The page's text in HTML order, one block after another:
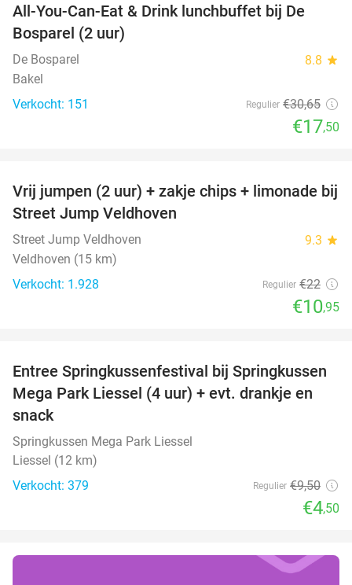
43%
All-You-Can-Eat & Drink lunchbuffet bij De
Bosparel (2 uur)
De Bosparel 8.8 star
Bakel
Verkocht: 151
Regulier €30,65
€17,50
50%
Vrij jumpen (2 uur) + zakje chips + limonade bij
Street Jump Veldhoven
Street Jump Veldhoven 9.3 star
Veldhoven (15 km)
Verkocht: 1.928
Regulier €22
€10,95
53%
Entree Springkussenfestival bij Springkussen
Mega Park Liessel (4 uur) + evt. drankje en
snack
Springkussen Mega Park Liessel
Liessel (12 km)
Verkocht: 379
Regulier €9,50
€4,50